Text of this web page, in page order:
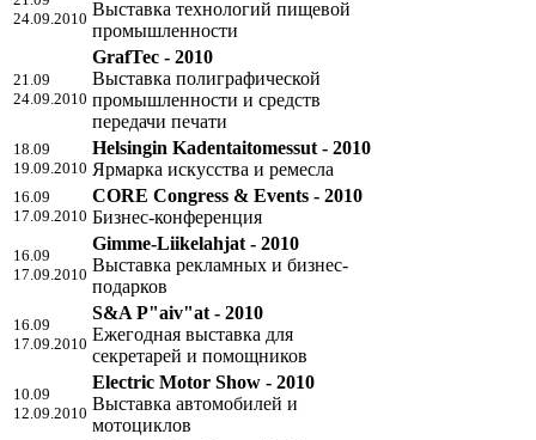
24.09.2010 Выставка технологий пищевой
промышленности
21.09
24.09.2010
GrafTec - 2010
Выставка полиграфической
промышленности и средств
передачи печати
18.09
19.09.2010
Helsingin Kadentaitomessut - 2010
Ярмарка искусства и ремесла
16.09
17.09.2010
CORE Congress & Events - 2010
Бизнес-конференция
16.09
17.09.2010
Gimme-Liikelahjat - 2010
Выставка рекламных и бизнес-
подарков
16.09
17.09.2010
S&A P"aiv"at - 2010
Ежегодная выставка для
секретарей и помощников
10.09
12.09.2010
Electric Motor Show - 2010
Выставка автомобилей и
мотоциклов